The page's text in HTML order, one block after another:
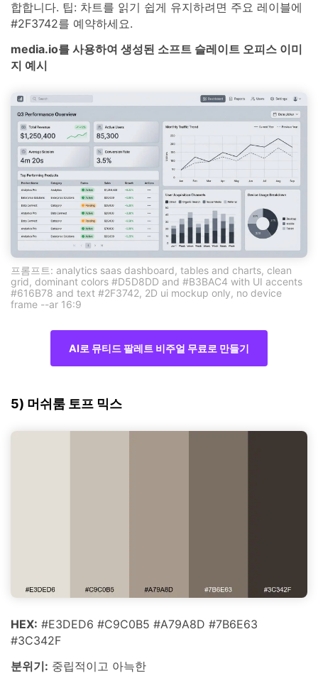
합합니다. 팁: 차트를 읽기 쉽게 유지하려면 주요 레이블에
#2F3742를 예약하세요.
media.io를 사용하여 생성된 소프트 슬레이트 오피스 이미
지 예시
프롬프트: analytics saas dashboard, tables and charts, clean
grid, dominant colors #D5D8DD and #B3BAC4 with UI accents
#616B78 and text #2F3742, 2D ui mockup only, no device
frame --ar 16:9
AI로 뮤티드 팔레트 비주얼 무료로 만들기
5) 머쉬룸 토프 믹스
HEX: #E3DED6 #C9C0B5 #A79A8D #7B6E63
#3C342F
분위기: 중립적이고 아늑한